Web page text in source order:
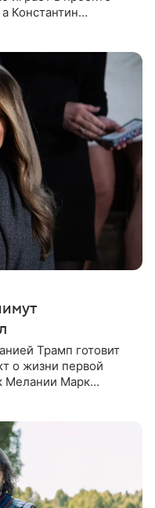
Константин
Трамп готовит
о жизни первой
Мелании Марк